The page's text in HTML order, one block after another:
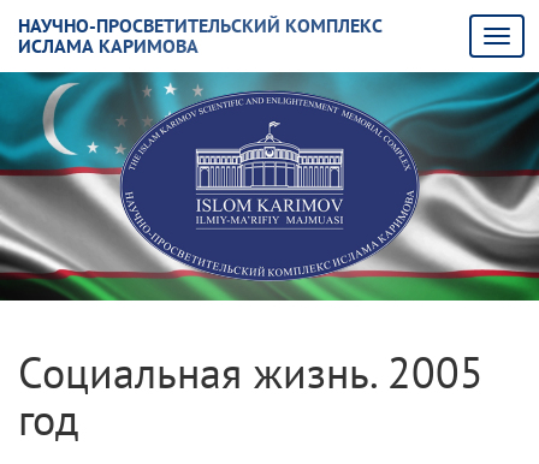
НАУЧНО-ПРОСВЕТИТЕЛЬСКИЙ КОМПЛЕКС
ИСЛАМА КАРИМОВА
Социальная жизнь. 2005
год